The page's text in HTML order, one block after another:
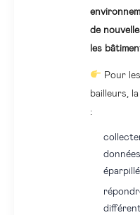
de
les
Pour
bailleurs,
: